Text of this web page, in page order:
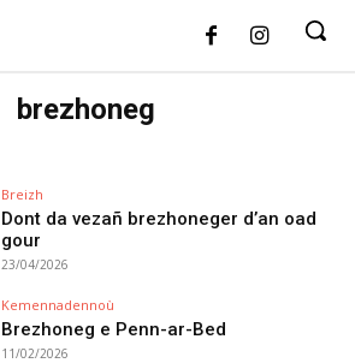
brezhoneg
Breizh
Dont da vezañ brezhoneger d’an oad
gour
23/04/2026
Kemennadennoù
Brezhoneg e Penn-ar-Bed
11/02/2026